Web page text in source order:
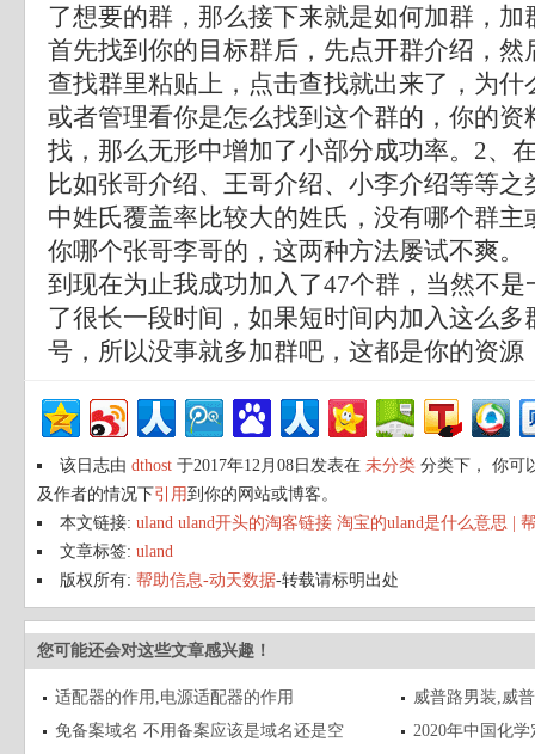
了想要的群，那么接下来就是如何加群，加
首先找到你的目标群后，先点开群介绍，然
查找群里粘贴上，点击查找就出来了，为什
或者管理看你是怎么找到这个群的，你的资
找，那么无形中增加了小部分成功率。2、
比如张哥介绍、王哥介绍、小李介绍等等
中姓氏覆盖率比较大的姓氏，没有哪个群主
你哪个张哥李哥的，这两种方法屡试不爽。
到现在为止我成功加入了47个群，当然不
了很长一段时间，如果短时间内加入这么多
号，所以没事就多加群吧，这都是你的资源
该日志由 dthost 于2017年12月08日发表在 未分类 分类下， 你可
及作者的情况下引用到你的网站或博客。
本文链接: uland uland开头的淘客链接 淘宝的uland是什么意思 |
文章标签: uland
版权所有: 帮助信息-动天数据-转载请标明出处
您可能还会对这些文章感兴趣！
适配器的作用,电源适配器的作用
威普路男装,威
免备案域名 不用备案应该是域名还是空
2020年中国化